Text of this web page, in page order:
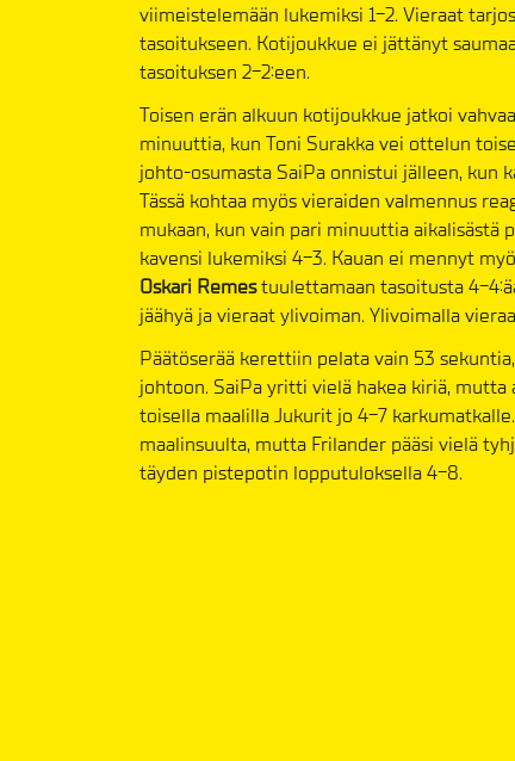
viimeistelemään lukemiksi 1-2. Vieraat
tasoitukseen. Kotijoukkue ei jättänyt
tasoituksen 2-2:een.
Toisen erän alkuun kotijoukkue jatkoi
minuuttia, kun Toni Surakka vei ottelun
johto-osumasta SaiPa onnistui jälleen, kun
Tässä kohtaa myös vieraiden valmennus
mukaan, kun vain pari minuuttia
kavensi lukemiksi 4-3. Kauan ei mennyt
Oskari Remestuulettamaan tasoitusta 4-
jäähyä ja vieraat ylivoiman. Ylivoimalla
Päätöserää kerettiin pelata vain 53
johtoon. SaiPa yritti vielä hakea kiriä, mutta
toisella maalilla Jukurit jo 4-7
maalinsuulta, mutta Frilander pääsi vielä
täyden pistepotin lopputuloksella 4-8.